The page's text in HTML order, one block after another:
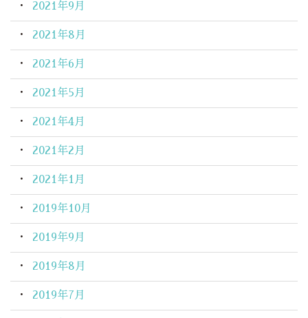
2021年9月
2021年8月
2021年6月
2021年5月
2021年4月
2021年2月
2021年1月
2019年10月
2019年9月
2019年8月
2019年7月